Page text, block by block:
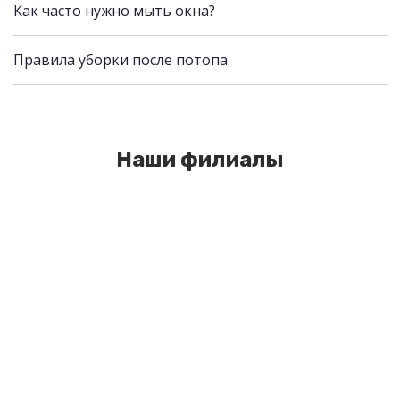
Как часто нужно мыть окна?
Правила уборки после потопа
Наши филиалы